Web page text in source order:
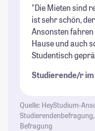
"Die Mieten sind
ist sehr schön,
Ansonsten
Hause und auch
Studentisch
Studierende/r im
Quelle: HeyStudium-
Befragung